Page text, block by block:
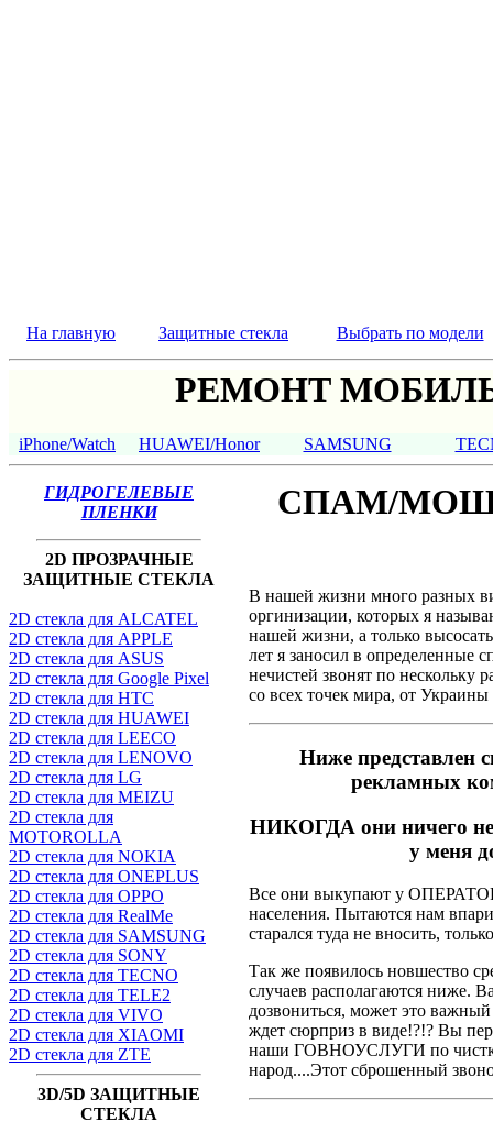
На главную Защитные стекла Выбрать по модели
РЕМОНТ
iPhone/Watch HUAWEI/Honor SAMSUNG
ГИДРОГЕЛЕВЫЕ
ПЛЕНКИ
2D ПРОЗРАЧНЫЕ
ЗАЩИТНЫЕ СТЕКЛА
2D стекла для ALCATEL
2D стекла для APPLE
2D стекла для ASUS
2D стекла для Google Pixel
2D стекла для HTC
2D стекла для HUAWEI
2D стекла для LEECO
2D стекла для LENOVO
2D стекла для LG
2D стекла для MEIZU
2D стекла для
MOTOROLLA
2D стекла для NOKIA
2D стекла для ONEPLUS
2D стекла для OPPO
2D стекла для RealMe
2D стекла для SAMSUNG
2D стекла для SONY
2D стекла для TECNO
2D стекла для TELE2
2D стекла для VIVO
2D стекла для XIAOMI
2D стекла для ZTE
3D/5D ЗАЩИТНЫЕ
СТЕКЛА
СПАМ/
В нашей жизни много разных
оргинизации, которых я
нашей жизни, а только
лет я заносил в определенные
нечистей звонят по
со всех точек мира, от
Ниже представлен
рекламных
НИКОГДА они ничего
у меня
Все они выкупают у
населения. Пытаются нам
старался туда не вносить,
Так же появилось новшество
случаев располагаются ниже.
дозвониться, может это
ждет сюрприз в виде!?!? Вы
наши ГОВНОУСЛУГИ по чистке
народ....Этот сброшенный